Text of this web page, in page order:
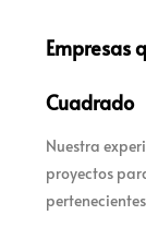
Empresas
Cuadrado
Nuestra
proyectos